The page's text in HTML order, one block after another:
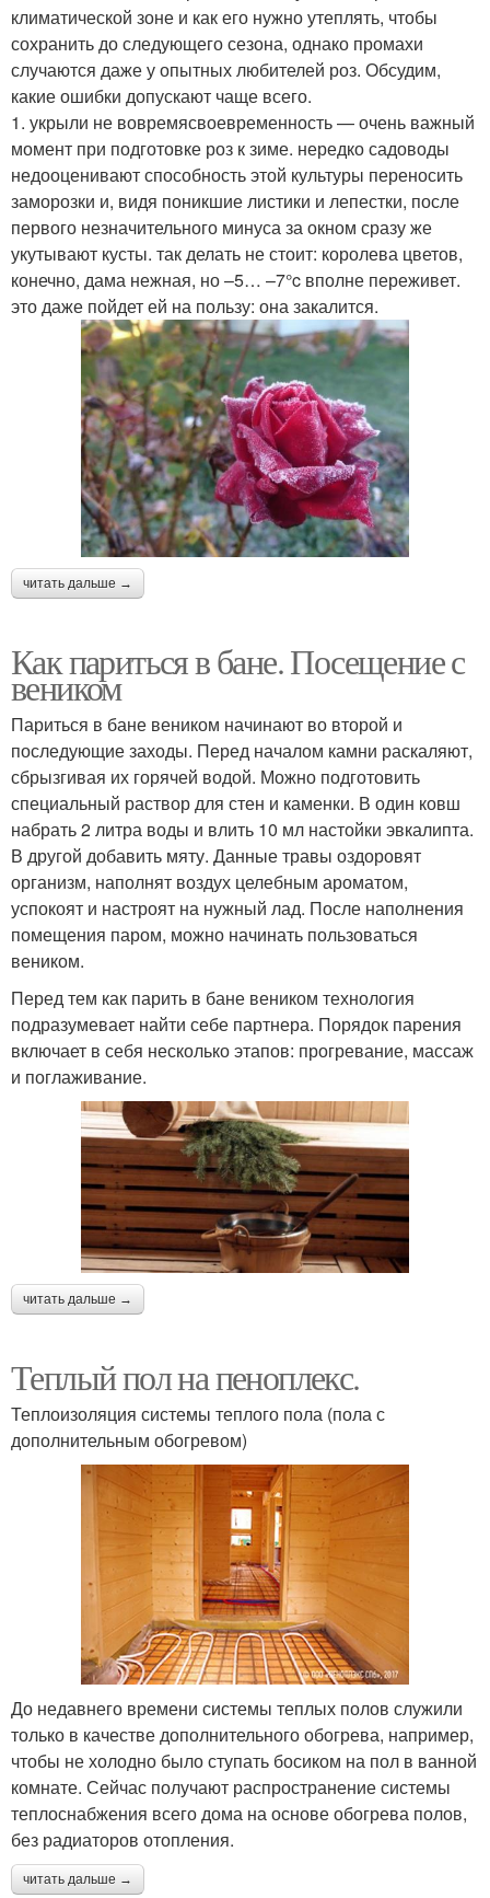
климатической зоне и как его нужно утеплять, чтобы
сохранить до следующего сезона, однако промахи
случаются даже у опытных любителей роз. Обсудим,
какие ошибки допускают чаще всего.
1. укрыли не вовремясвоевременность — очень важный
момент при подготовке роз к зиме. нередко садоводы
недооценивают способность этой культуры переносить
заморозки и, видя поникшие листики и лепестки, после
первого незначительного минуса за окном сразу же
укутывают кусты. так делать не стоит: королева цветов,
конечно, дама нежная, но –5… –7°c вполне переживет.
это даже пойдет ей на пользу: она закалится.
читать дальше →
Как париться в бане. Посещение с
веником
Париться в бане веником начинают во второй и
последующие заходы. Перед началом камни раскаляют,
сбрызгивая их горячей водой. Можно подготовить
специальный раствор для стен и каменки. В один ковш
набрать 2 литра воды и влить 10 мл настойки эвкалипта.
В другой добавить мяту. Данные травы оздоровят
организм, наполнят воздух целебным ароматом,
успокоят и настроят на нужный лад. После наполнения
помещения паром, можно начинать пользоваться
веником.
Перед тем как парить в бане веником технология
подразумевает найти себе партнера. Порядок парения
включает в себя несколько этапов: прогревание, массаж
и поглаживание.
читать дальше →
Теплый пол на пеноплекс.
Теплоизоляция системы теплого пола (пола с
дополнительным обогревом)
До недавнего времени системы теплых полов служили
только в качестве дополнительного обогрева, например,
чтобы не холодно было ступать босиком на пол в ванной
комнате. Сейчас получают распространение системы
теплоснабжения всего дома на основе обогрева полов,
без радиаторов отопления.
читать дальше →